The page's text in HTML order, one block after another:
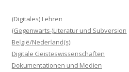
(Digitales) Lehren
(Gegenwarts-)Literatur und Subversion
België/Nederland(s)
Digitale Geisteswissenschaften
Dokumentationen und Medien